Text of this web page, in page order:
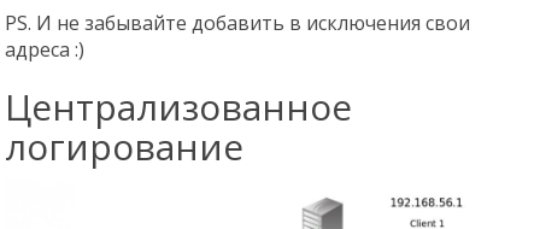
PS. И не забывайте добавить в исключения свои
адреса :)
Централизованное
логирование